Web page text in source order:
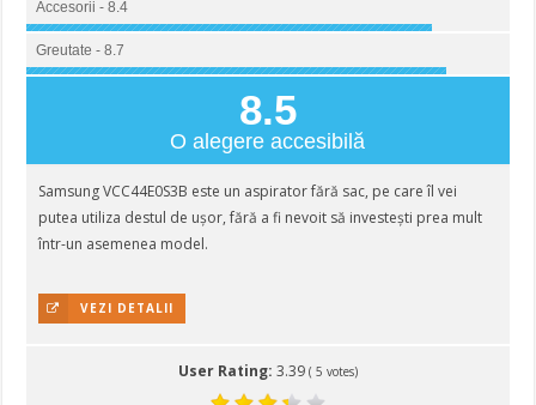
Accesorii - 8.4
Greutate - 8.7
8.5
O alegere accesibilă
Samsung VCC44E0S3B este un aspirator fără sac, pe care îl vei
putea utiliza destul de ușor, fără a fi nevoit să investești prea mult
într-un asemenea model.
VEZI DETALII
User Rating: 3.39 ( 5 votes)